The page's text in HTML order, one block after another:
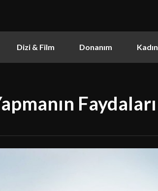
Dizi & Film Donanım Kadın
Faydaları